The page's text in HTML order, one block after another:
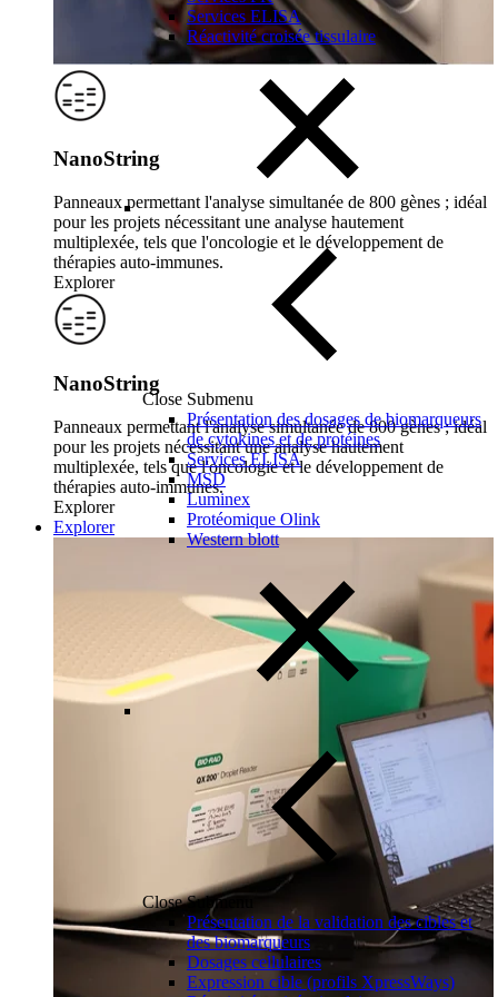
Services ELISA
Réactivité croisée tissulaire
Close Submenu
Présentation des dosages de biomarqueurs
de cytokines et de protéines
Services ELISA
MSD
Luminex
Protéomique Olink
Western blott
Close Submenu
Présentation de la validation des cibles et
des biomarqueurs
Dosages cellulaires
Expression cible (profils XpressWays)
NanoString
Panneaux permettant l'analyse simultanée de 800 gènes ; idéal
pour les projets nécessitant une analyse hautement
multiplexée, tels que l'oncologie et le développement de
thérapies auto-immunes.
Explorer
NanoString
Panneaux permettant l'analyse simultanée de 800 gènes ; idéal
pour les projets nécessitant une analyse hautement
multiplexée, tels que l'oncologie et le développement de
thérapies auto-immunes.
Explorer
Explorer